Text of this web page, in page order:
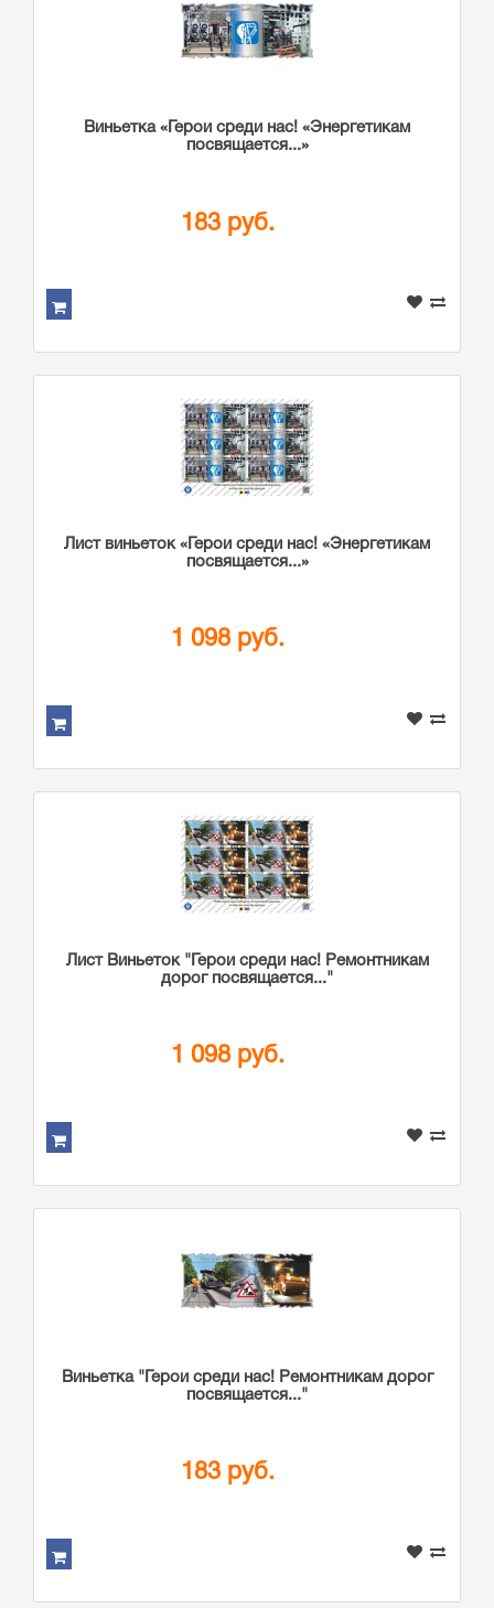
Виньетка «Герои среди нас! «Энергетикам
посвящается...»
183 руб.
Лист виньеток «Герои среди нас! «Энергетикам
посвящается...»
1 098 руб.
Лист Виньеток "Герои среди нас! Ремонтникам
дорог посвящается..."
1 098 руб.
Виньетка "Герои среди нас! Ремонтникам дорог
посвящается..."
183 руб.